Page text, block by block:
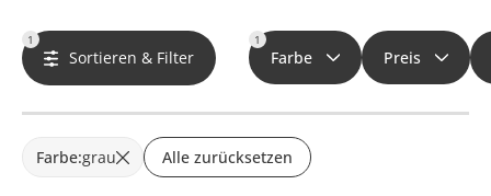
1
Sortieren & Filter
1
Farbe Preis
Farbe:grau Alle zurücksetzen